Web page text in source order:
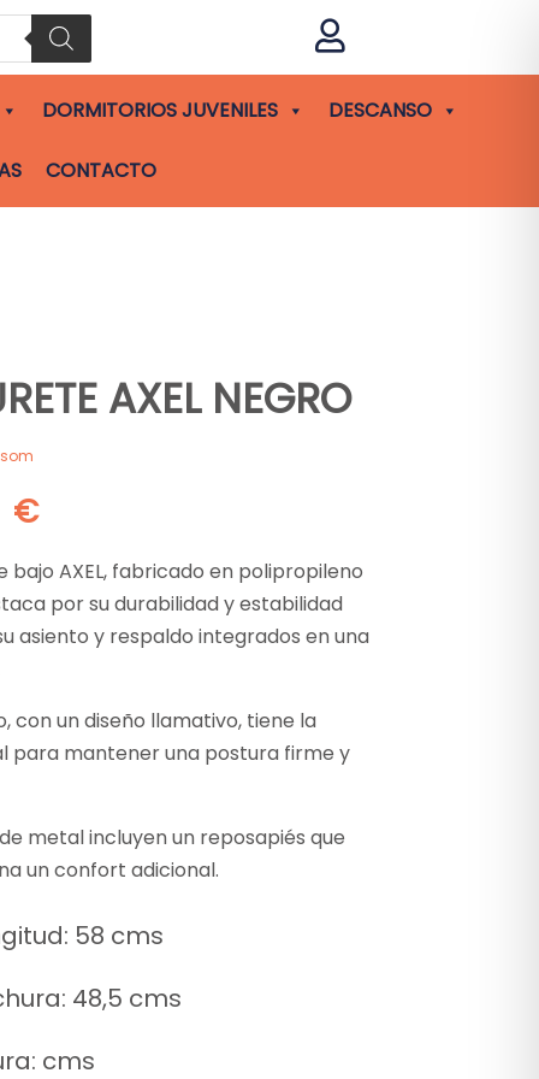

DORMITORIOS JUVENILES DESCANSO
CONTACTO
AXEL NEGRO
€
bajo AXEL, fabricado en polipropileno
por su durabilidad y estabilidad
asiento y respaldo integrados en una
con un diseño llamativo, tiene la
para mantener una postura firme y
metal incluyen un reposapiés que
un confort adicional.
58 cms
48,5 cms
cms